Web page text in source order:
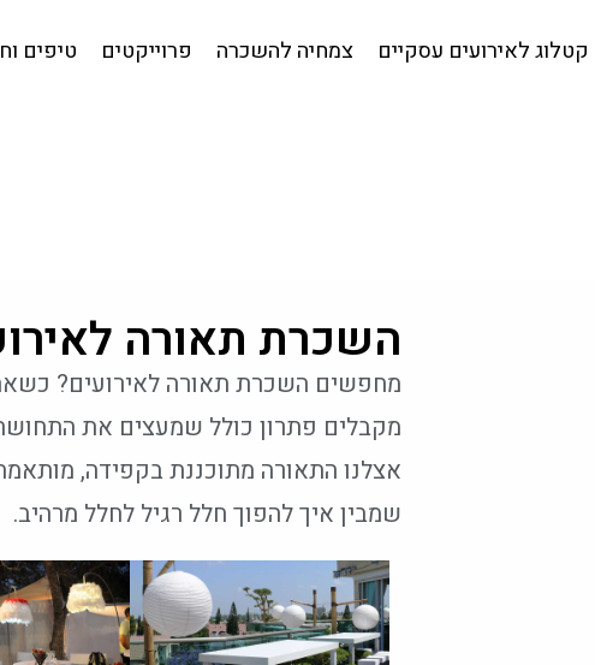
קטלוג לאירועים עסקיים צמחיה להשכרה פרוייקטים טיפים קטלוג ציוד קטלוג לאירועים עסקיים צמחיה להשכרה פרוייקטים
השכרת תאורה
מחפשים השכרת תאורה לאירועים?
מקבלים פתרון כולל שמעצים את
אצלנו התאורה מתוכננת בקפידה,
שמבין איך להפוך חלל רגיל לחלל מרהיב.